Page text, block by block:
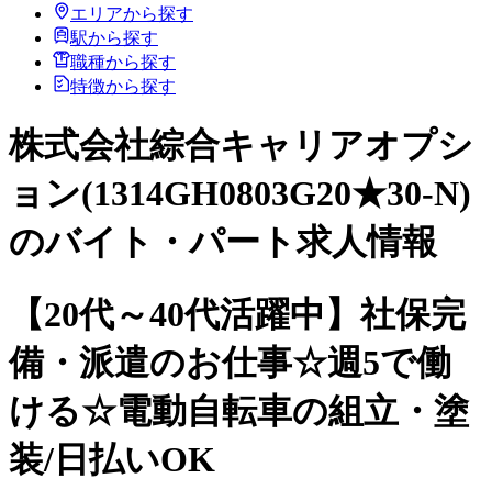
エリアから探す
駅から探す
職種から探す
特徴から探す
株式会社綜合キャリアオプシ
ョン(1314GH0803G20★30-N)
のバイト・パート求人情報
【20代～40代活躍中】社保完
備・派遣のお仕事☆週5で働
ける☆電動自転車の組立・塗
装/日払いOK